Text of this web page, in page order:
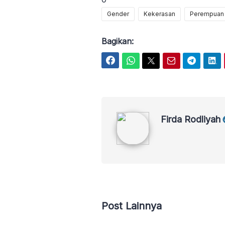
Gender Kekerasan Perempuan
Bagikan:
Firda Rodliyah
Post Lainnya